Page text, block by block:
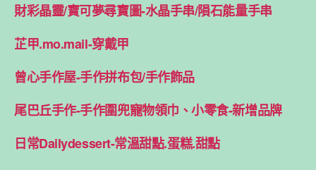
財彩晶靈/寶可夢尋寶圖-水晶手串/隕石能量手串
芷甲.mo.mail-穿戴甲
曾心手作屋-手作拼布包/手作飾品
尾巴丘手作-手作圍兜寵物領巾、小零食-新增品牌
日常Dailydessert-常溫甜點.蛋糕.甜點